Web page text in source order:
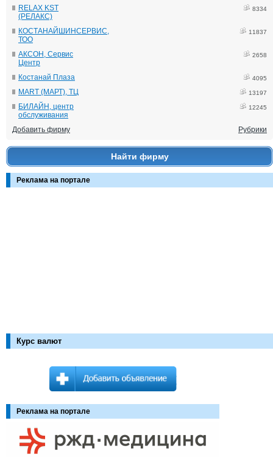
RELAX KST
(РЕЛАКС)
8334
КОСТАНАЙШИНСЕРВИС,
ТОО
11837
АКСОН, Сервис
Центр
2658
Костанай Плаза 4095
MART (МАРТ), ТЦ 13197
БИЛАЙН, центр
обслуживания
12245
Добавить фирму Рубрики
Найти фирму
Реклама на портале
Курс валют
Реклама на портале